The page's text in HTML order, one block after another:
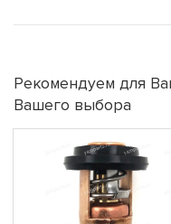
Рекомендуем для
Вашего выбора